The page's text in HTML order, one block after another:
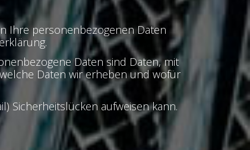
Ihre personenbezogenen Daten
Daten sind Daten, mit
Daten wir erheben und wofür
Sicherheitslücken aufweisen kann.